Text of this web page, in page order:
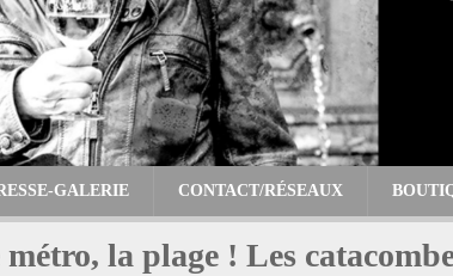
GALERIE CONTACT/RÉSEAUX
métro, la plage ! Les